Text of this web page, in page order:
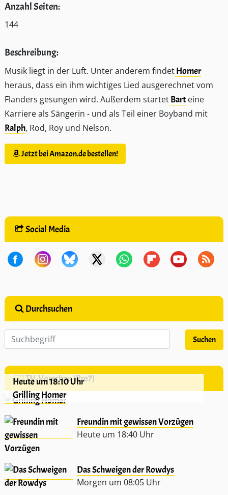
Anzahl Seiten:
144
Beschreibung:
Musik liegt in der Luft. Unter anderem findetHomer
heraus, dass ein ihm wichtiges Lied ausgerechnet vom
Flanders gesungen wird. Außerdem startetBart eine
Karriere als Sängerin - und als Teil einer Boyband mit
Ralph, Rod, Roy und Nelson.
Jetzt bei Amazon.de bestellen!
Social Media
Durchsuchen
TV-Vorschau (Pro7)
Heute um 18:10 Uhr
Grilling Homer
Freundin mit gewissen Vorzügen
Heute um 18:40 Uhr
Das Schweigen der Rowdys
Morgen um 08:05 Uhr